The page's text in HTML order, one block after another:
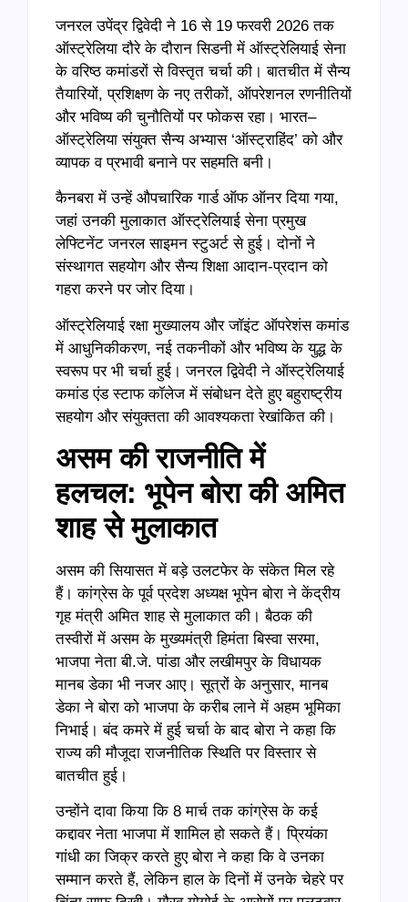
जनरल उपेंद्र द्विवेदी ने 16 से 19 फरवरी 2026 तक
ऑस्ट्रेलिया दौरे के दौरान सिडनी में ऑस्ट्रेलियाई सेना
के वरिष्ठ कमांडरों से विस्तृत चर्चा की। बातचीत में सैन्य
तैयारियों, प्रशिक्षण के नए तरीकों, ऑपरेशनल रणनीतियों
और भविष्य की चुनौतियों पर फोकस रहा। भारत–
ऑस्ट्रेलिया संयुक्त सैन्य अभ्यास ‘ऑस्ट्राहिंद’ को और
व्यापक व प्रभावी बनाने पर सहमति बनी।
कैनबरा में उन्हें औपचारिक गार्ड ऑफ ऑनर दिया गया,
जहां उनकी मुलाकात ऑस्ट्रेलियाई सेना प्रमुख
लेफ्टिनेंट जनरल साइमन स्टुअर्ट से हुई। दोनों ने
संस्थागत सहयोग और सैन्य शिक्षा आदान-प्रदान को
गहरा करने पर जोर दिया।
ऑस्ट्रेलियाई रक्षा मुख्यालय और जॉइंट ऑपरेशंस कमांड
में आधुनिकीकरण, नई तकनीकों और भविष्य के युद्ध के
स्वरूप पर भी चर्चा हुई। जनरल द्विवेदी ने ऑस्ट्रेलियाई
कमांड एंड स्टाफ कॉलेज में संबोधन देते हुए बहुराष्ट्रीय
सहयोग और संयुक्तता की आवश्यकता रेखांकित की।
असम की राजनीति में
हलचल: भूपेन बोरा की अमित
शाह से मुलाकात
असम की सियासत में बड़े उलटफेर के संकेत मिल रहे
हैं। कांग्रेस के पूर्व प्रदेश अध्यक्ष भूपेन बोरा ने केंद्रीय
गृह मंत्री अमित शाह से मुलाकात की। बैठक की
तस्वीरों में असम के मुख्यमंत्री हिमंता बिस्वा सरमा,
भाजपा नेता बी.जे. पांडा और लखीमपुर के विधायक
मानब डेका भी नजर आए। सूत्रों के अनुसार, मानब
डेका ने बोरा को भाजपा के करीब लाने में अहम भूमिका
निभाई। बंद कमरे में हुई चर्चा के बाद बोरा ने कहा कि
राज्य की मौजूदा राजनीतिक स्थिति पर विस्तार से
बातचीत हुई।
उन्होंने दावा किया कि 8 मार्च तक कांग्रेस के कई
कद्दावर नेता भाजपा में शामिल हो सकते हैं। प्रियंका
गांधी का जिक्र करते हुए बोरा ने कहा कि वे उनका
सम्मान करते हैं, लेकिन हाल के दिनों में उनके चेहरे पर